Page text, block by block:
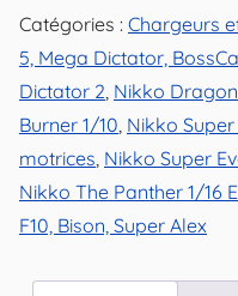
automatique
rapide
Ni-
Mh
7,2V
1000mAh
à
Catégories : Chargeurs
5, Mega Dictator,
Dictator 2 Nikko
Burner 1/10 Nikko
motrices Nikko Super
Nikko The Panther 1/16
F10, Bison, Super Alex